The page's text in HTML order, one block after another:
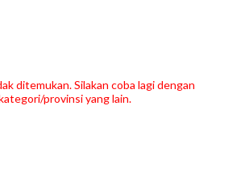
ditemukan. Silakan coba lagi dengan
provinsi yang lain.